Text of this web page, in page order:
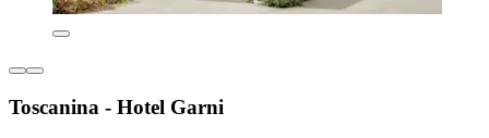
Toscanina - Hotel Garni